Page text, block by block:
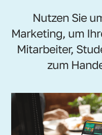
Nutzen Sie
Marketing, um
Mitarbeiter,
zum